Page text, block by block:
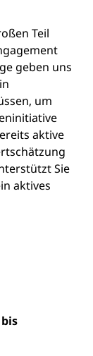
Teil
geben uns
um
aktive
Sie
aktives